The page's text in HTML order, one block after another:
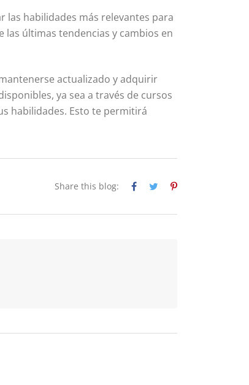
habilidades más relevantes para
últimas tendencias y cambios en
actualizado y adquirir
ya sea a través de cursos
habilidades. Esto te permitirá
Share this blog: